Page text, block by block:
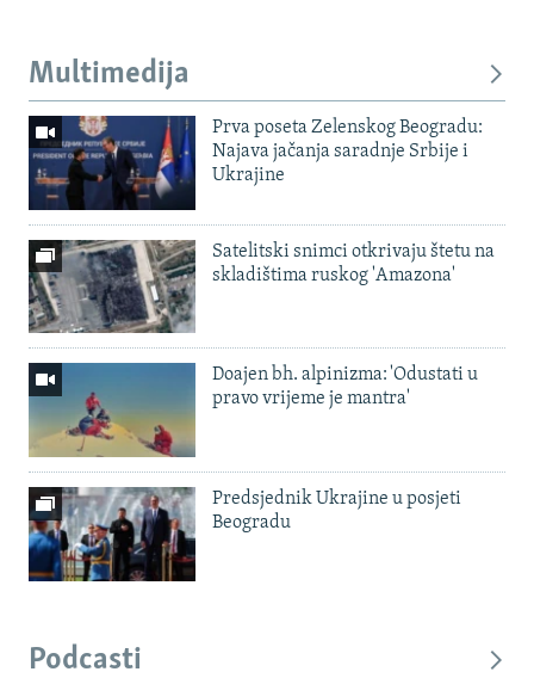
Multimedija
Prva poseta Zelenskog Beogradu:
Najava jačanja saradnje Srbije i
Ukrajine
Satelitski snimci otkrivaju štetu na
skladištima ruskog 'Amazona'
Doajen bh. alpinizma: 'Odustati u
pravo vrijeme je mantra'
Predsjednik Ukrajine u posjeti
Beogradu
Podcasti